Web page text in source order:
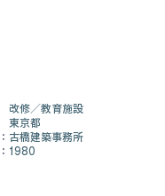
改修
教育施設
東京都
古橋建築事務所
1980